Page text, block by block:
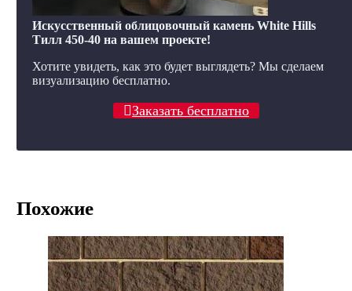
Искусственный облицовочный камень White Hills
Тилл 450-40 на вашем проекте!
Хотите увидеть, как это будет выглядеть? Мы сделаем
визуализацию бесплатно.
Заказать бесплатно
Похожие